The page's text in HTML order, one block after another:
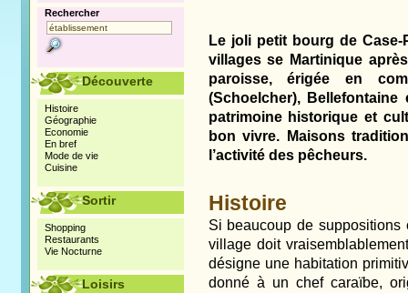
Le joli petit bourg de Case-
villages se Martinique
paroisse, érigée en
(Schoelcher),
patrimoine historique et
bon vivre. Maisons
l’activité des pêcheurs.
Histoire
Si beaucoup de
village doit
désigne une habitation
donné à un chef caraïbe,
Rechercher
Découverte
Histoire
Géographie
Economie
En bref
Mode de vie
Cuisine
Sortir
Shopping
Restaurants
Vie Nocturne
Loisirs